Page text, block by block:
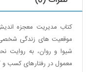
کتاب مدیریت معجزه
موقعیت های زندگی
شیوا و روان، به روایت
معمول در رفتارهای کسب و